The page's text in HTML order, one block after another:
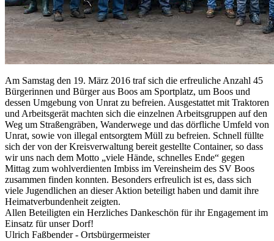
Am Samstag den 19. März 2016 traf sich die erfreuliche Anzahl 45
Bürgerinnen und Bürger aus Boos am Sportplatz, um Boos und
dessen Umgebung von Unrat zu befreien. Ausgestattet mit Traktoren
und Arbeitsgerät machten sich die einzelnen Arbeitsgruppen auf den
Weg um Straßengräben, Wanderwege und das dörfliche Umfeld von
Unrat, sowie von illegal entsorgtem Müll zu befreien. Schnell füllte
sich der von der Kreisverwaltung bereit gestellte Container, so dass
wir uns nach dem Motto „viele Hände, schnelles Ende“ gegen
Mittag zum wohlverdienten Imbiss im Vereinsheim des SV Boos
zusammen finden konnten. Besonders erfreulich ist es, dass sich
viele Jugendlichen an dieser Aktion beteiligt haben und damit ihre
Heimatverbundenheit zeigten.
Allen Beteiligten ein Herzliches Dankeschön für ihr Engagement im
Einsatz für unser Dorf!
Ulrich Faßbender - Ortsbürgermeister